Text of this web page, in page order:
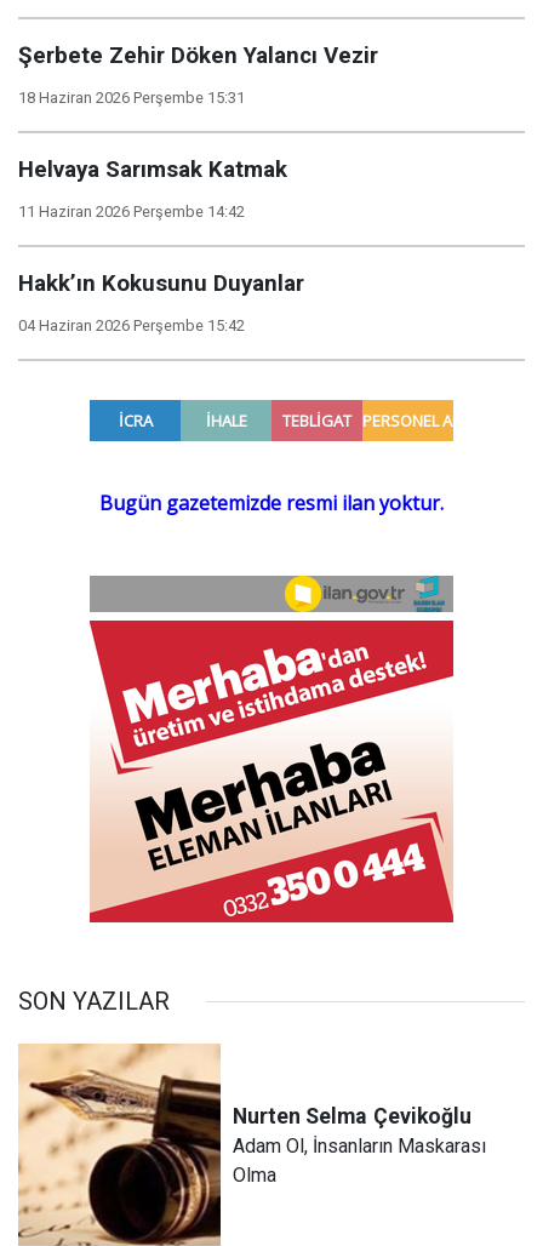
Şerbete Zehir Döken Yalancı Vezir
18 Haziran 2026 Perşembe 15:31
Helvaya Sarımsak Katmak
11 Haziran 2026 Perşembe 14:42
Hakk’ın Kokusunu Duyanlar
04 Haziran 2026 Perşembe 15:42
SON YAZILAR
Nurten Selma Çevikoğlu
Adam Ol, İnsanların Maskarası
Olma